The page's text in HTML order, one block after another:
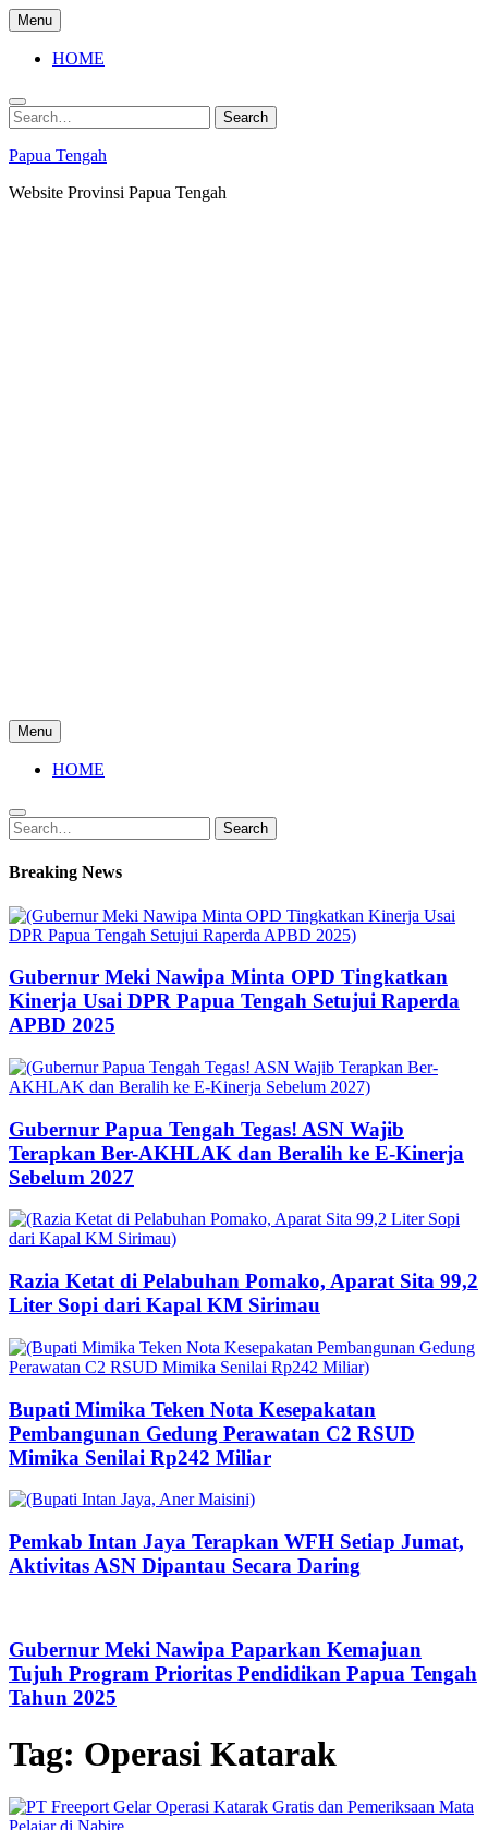
Skip
to
content
Menu
HOME
Search
for:
Search
Papua Tengah
Website Provinsi Papua Tengah
Menu
HOME
Search
for:
Search
Breaking News
Gubernur Meki Nawipa Minta OPD Tingkatkan
Kinerja Usai DPR Papua Tengah Setujui Raperda
APBD 2025
Gubernur Papua Tengah Tegas! ASN Wajib
Terapkan Ber-AKHLAK dan Beralih ke E-Kinerja
Sebelum 2027
Razia Ketat di Pelabuhan Pomako, Aparat Sita 99,2
Liter Sopi dari Kapal KM Sirimau
Bupati Mimika Teken Nota Kesepakatan
Pembangunan Gedung Perawatan C2 RSUD
Mimika Senilai Rp242 Miliar
Pemkab Intan Jaya Terapkan WFH Setiap Jumat,
Aktivitas ASN Dipantau Secara Daring
Gubernur Meki Nawipa Paparkan Kemajuan
Tujuh Program Prioritas Pendidikan Papua Tengah
Tahun 2025
Tag: Operasi Katarak